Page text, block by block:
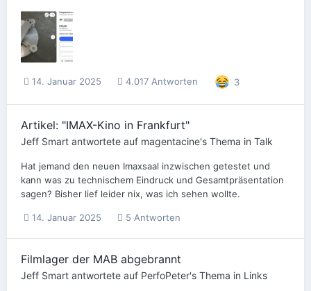
14. Januar 2025 4.017 Antworten 3
Artikel: "IMAX-Kino in Frankfurt"
Jeff Smart antwortete auf magentacine's Thema in Talk
Hat jemand den neuen Imaxsaal inzwischen getestet und
kann was zu technischem Eindruck und Gesamtpräsentation
sagen? Bisher lief leider nix, was ich sehen wollte.
14. Januar 2025 5 Antworten
Filmlager der MAB abgebrannt
Jeff Smart antwortete auf PerfoPeter's Thema in Links